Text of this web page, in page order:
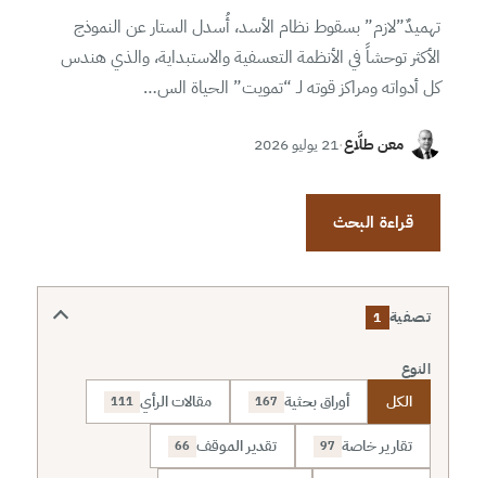
تهميدٌ”لازم” بسقوط نظام الأسد، أُسدل الستار عن النموذج
الأكثر توحشاً في الأنظمة التعسفية والاستبداية، والذي هندس
كل أدواته ومراكز قوته لـ “تمويت” الحياة الس…
معن طلَّاع·21 يوليو 2026
قراءة البحث
تصفية 1
النوع
الكل أوراق بحثية 167 مقالات الرأي 111
تقارير خاصة 97 تقدير الموقف 66